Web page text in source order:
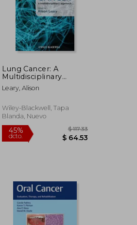
$ 125.56
Lung Cancer: A
Multidisciplinary
Approach (en Inglés)
Leary, Alison
Wiley-Blackwell, Tapa
Blanda, Nuevo